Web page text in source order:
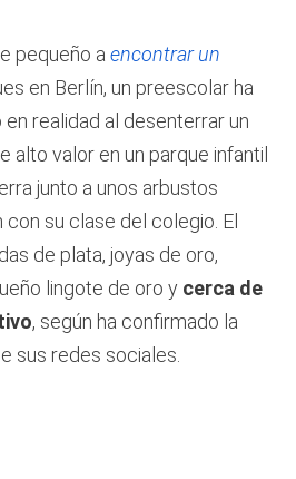
pequeño a encontrar un
en Berlín, un preescolar ha
realidad al desenterrar un
alto valor en un parque infantil
junto a unos arbustos
con su clase del colegio. El
de plata, joyas de oro,
lingote de oro y cerca de
, según ha confirmado la
sus redes sociales.